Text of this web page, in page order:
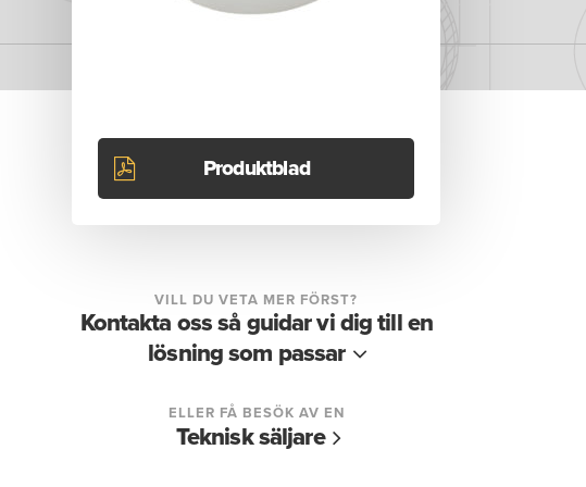
Produktblad
VILL DU VETA MER FÖRST?
Kontakta oss så guidar vi dig till en
lösning som passar
ELLER FÅ BESÖK AV EN
Teknisk säljare